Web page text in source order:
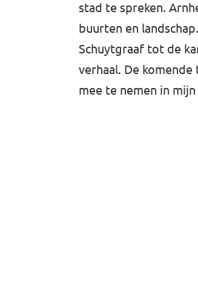
stad te spreken.
buurten en
Schuytgraaf tot de
verhaal. De
mee te nemen in